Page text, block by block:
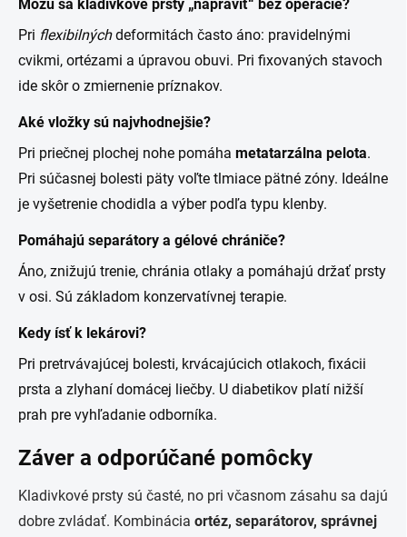
Môžu sa kladivkové prsty „napraviť“ bez operácie?
Pri flexibilnýchdeformitách často áno: pravidelnými
cvikmi, ortézami a úpravou obuvi. Pri fixovaných stavoch
ide skôr o zmiernenie príznakov.
Aké vložky sú najvhodnejšie?
Pri priečnej plochej nohe pomáha metatarzálna pelota.
Pri súčasnej bolesti päty voľte tlmiace pätné zóny. Ideálne
je vyšetrenie chodidla a výber podľa typu klenby.
Pomáhajú separátory a gélové chrániče?
Áno, znižujú trenie, chránia otlaky a pomáhajú držať prsty
v osi. Sú základom konzervatívnej terapie.
Kedy ísť k lekárovi?
Pri pretrvávajúcej bolesti, krvácajúcich otlakoch, fixácii
prsta a zlyhaní domácej liečby. U diabetikov platí nižší
prah pre vyhľadanie odborníka.
Záver a odporúčané pomôcky
Kladivkové prsty sú časté, no pri včasnom zásahu sa dajú
dobre zvládať. Kombinácia ortéz, separátorov, správnej